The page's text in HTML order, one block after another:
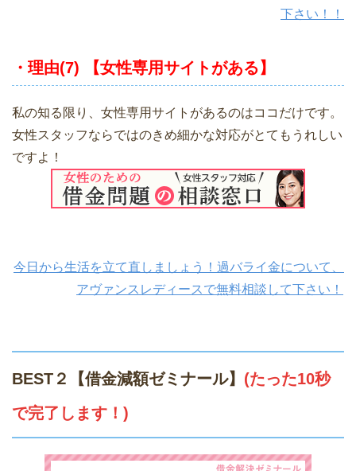
下さい！！
・理由(7) 【女性専用サイトがある】
私の知る限り、女性専用サイトがあるのはココだけです。
女性スタッフならではのきめ細かな対応がとてもうれしい
ですよ！
今日から生活を立て直しましょう！過バライ金について、
アヴァンスレディースで無料相談して下さい！
BEST２【借金減額ゼミナール】 (たった10秒
で完了します！)